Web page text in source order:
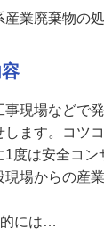
事現場などで
します。コツ
度は安全コン